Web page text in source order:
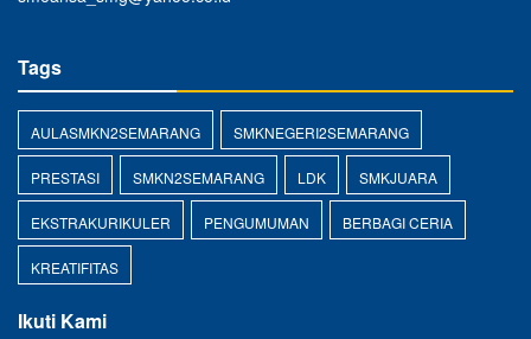
Tags
AULASMKN2SEMARANG SMKNEGERI2SEMARANG
PRESTASI SMKN2SEMARANG LDK SMKJUARA
EKSTRAKURIKULER PENGUMUMAN BERBAGI CERIA
KREATIFITAS
Ikuti Kami